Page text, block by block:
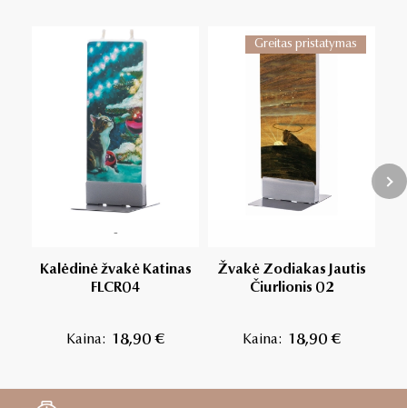
-
Kalėdinė žvakė Katinas
FLCR04
Kaina: 18,90 €
Greitas pristatymas
Žvakė Zodiakas Jautis
Čiurlionis 02
Kaina: 18,90 €